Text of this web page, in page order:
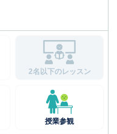
2名以下のレッスン
授業参観